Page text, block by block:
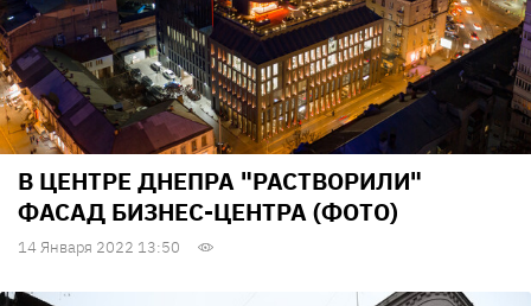
В ЦЕНТРЕ ДНЕПРА "РАСТВОРИЛИ"
ФАСАД БИЗНЕС-ЦЕНТРА (ФОТО)
14 Января 2022 13:50